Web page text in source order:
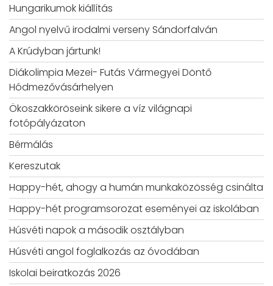
Hungarikumok kiállítás
Angol nyelvű irodalmi verseny Sándorfalván
A Krúdyban jártunk!
Diákolimpia Mezei- Futás Vármegyei Döntő
Hódmezővásárhelyen
Ökoszakköröseink sikere a víz világnapi
fotópályázaton
Bérmálás
Kereszutak
Happy-hét, ahogy a humán munkaközösség csinálta
Happy-hét programsorozat eseményei az iskolában
Húsvéti napok a második osztályban
Húsvéti angol foglalkozás az óvodában
Iskolai beiratkozás 2026